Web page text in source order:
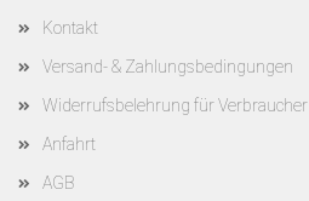
Kontakt
Versand- & Zahlungsbedingungen
Widerrufsbelehrung für Verbraucher
Anfahrt
AGB